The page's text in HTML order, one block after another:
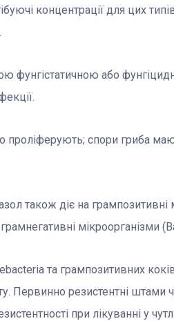
концентрації для цих
фунгістатичною або
проліферують; спори гриба
також діє на грампозитивні
мікроорганізми
та грампозитивних
Первинно резистентні штами
при лікуванні у